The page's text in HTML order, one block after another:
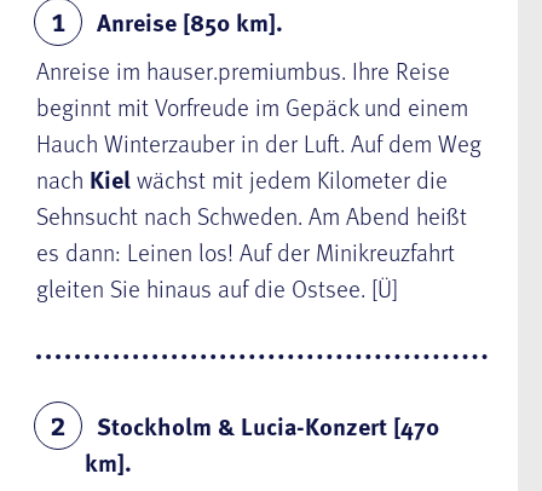
1
Anreise [850 km].
Anreise im hauser.premiumbus. Ihre Reise
beginnt mit Vorfreude im Gepäck und einem
Hauch Winterzauber in der Luft. Auf dem Weg
nach Kielwächst mit jedem Kilometer die
Sehnsucht nach Schweden. Am Abend heißt
es dann: Leinen los! Auf der Minikreuzfahrt
gleiten Sie hinaus auf die Ostsee. [Ü]
2
Stockholm & Lucia-Konzert [470
km].